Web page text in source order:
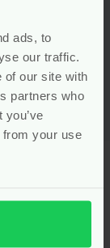
ads, to
our traffic.
of our site with
partners who
from your use